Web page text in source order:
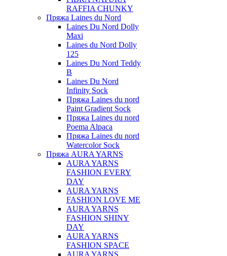
RAFFIA CHUNKY
Пряжа Laines du Nord
Laines Du Nord Dolly
Maxi
Laines du Nord Dolly
125
Laines Du Nord Teddy
B
Laines Du Nord
Infinity Sock
Пряжа Laines du nord
Paint Gradient Sock
Пряжа Laines du nord
Poema Alpaca
Пряжа Laines du nord
Watercolor Sock
Пряжа AURA YARNS
AURA YARNS
FASHION EVERY
DAY
AURA YARNS
FASHION LOVE ME
AURA YARNS
FASHION SHINY
DAY
AURA YARNS
FASHION SPACE
AURA YARNS